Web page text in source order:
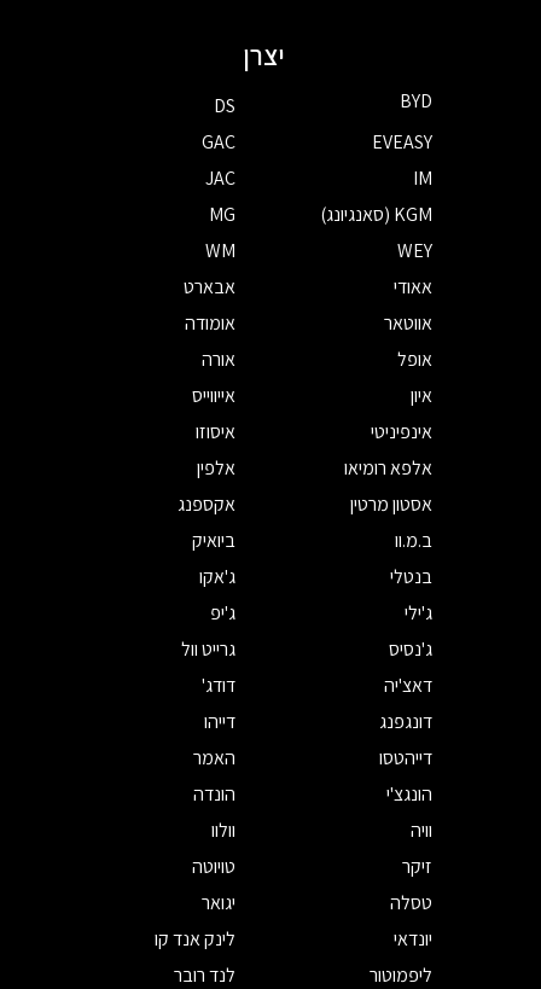
יצרן
BYD
DS
EVEASY
GAC
IM
JAC
KGM (סאנגיונג)
MG
WEY
WM
אאודי
אבארט
אווטאר
אומודה
אופל
אורה
איון
אייווייס
אינפיניטי
איסוזו
אלפא רומיאו
אלפין
אסטון מרטין
אקספנג
ב.מ.וו
ביואיק
בנטלי
ג'אקו
ג'ילי
ג'יפ
ג'נסיס
גרייט וול
דאצ'יה
דודג'
דונגפנג
דייהו
דייהטסו
האמר
הונגצ'י
הונדה
וויה
וולוו
זיקר
טויוטה
טסלה
יגואר
יונדאי
לינק אנד קו
ליפמוטור
לנד רובר